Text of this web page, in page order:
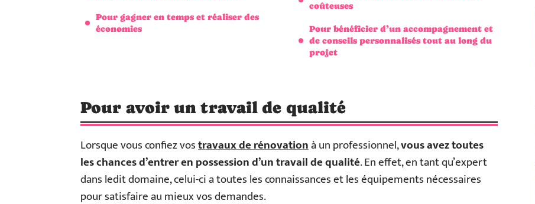
Pour gagner en temps et réaliser des
économies
coûteuses
Pour bénéficier d’un accompagnement et
de conseils personnalisés tout au long du
projet
Pour avoir un travail de qualité
Lorsque vous confiez vostravaux de rénovationà un professionnel,vous avez toutes
les chances d’entrer en possession d’un travail de qualité. En effet, en tant qu’expert
dans ledit domaine, celui-ci a toutes les connaissances et les équipements nécessaires
pour satisfaire au mieux vos demandes.